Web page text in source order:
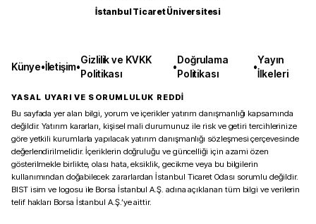
İstanbul Ticaret Üniversitesi
Künye•İletişim•
Gizlilik ve KVKK
Politikası
•
Doğrulama
Politikası
•
Yayın
İlkeleri
YASAL UYARI VE SORUMLULUK REDDİ
Bu sayfada yer alan bilgi, yorum ve içerikler yatırım danışmanlığı kapsamında
değildir. Yatırım kararları, kişisel mali durumunuz ile risk ve getiri tercihlerinize
göre yetkili kurumlarla yapılacak yatırım danışmanlığı sözleşmesi çerçevesinde
değerlendirilmelidir. İçeriklerin doğruluğu ve güncelliği için azami özen
gösterilmekle birlikte, olası hata, eksiklik, gecikme veya bu bilgilerin
kullanımından doğabilecek zararlardan İstanbul Ticaret Odası sorumlu değildir.
BIST isim ve logosu ile Borsa İstanbul A.Ş. adına açıklanan tüm bilgi ve verilerin
telif hakları Borsa İstanbul A.Ş.’ye aittir.